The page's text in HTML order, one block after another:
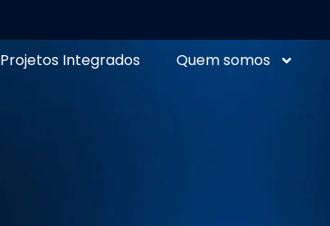
Projetos Integrados Quem somos